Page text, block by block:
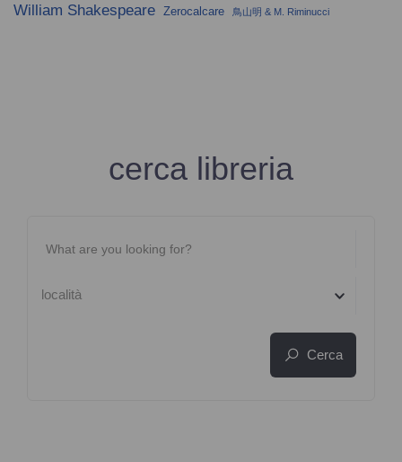
William Shakespeare Zerocalcare 鳥山明 & M. Riminucci
cerca libreria
località
Cerca